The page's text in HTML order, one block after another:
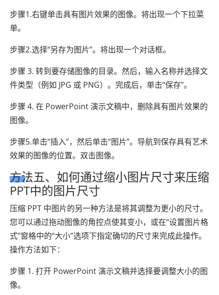
步骤1.右键单击具有图片效果的图像。将出现一个下拉菜
单。
步骤2.选择“另存为图片”。将出现一个对话框。
步骤 3. 转到要存储图像的目录。然后，输入名称并选择文
件类型（例如 JPG 或 PNG）。完成后，单击“保存”。
步骤 4. 在 PowerPoint 演示文稿中，删除具有图片效果的
图像。
步骤5.单击“插入”，然后单击“图片”。导航到保存具有艺术
效果的图像的位置。双击图像。
方法五、如何通过缩小图片尺寸来压缩
PPT中的图片尺寸
压缩 PPT 中图片的另一种方法是将其调整为更小的尺寸。
您可以通过拖动图像的角控点使其变小，或在“设置图片格
式”窗格中的“大小”选项下指定确切的尺寸来完成此操作。
操作方法如下：
步骤 1. 打开 PowerPoint 演示文稿并选择要调整大小的图
像。